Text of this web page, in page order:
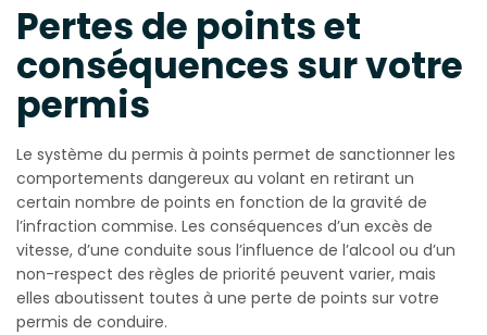
Pertes de points et
conséquences sur votre
permis
Le système du permis à points permet de sanctionner les
comportements dangereux au volant en retirant un
certain nombre de points en fonction de la gravité de
l’infraction commise. Les conséquences d’un excès de
vitesse, d’une conduite sous l’influence de l’alcool ou d’un
non-respect des règles de priorité peuvent varier, mais
elles aboutissent toutes à une perte de points sur votre
permis de conduire.